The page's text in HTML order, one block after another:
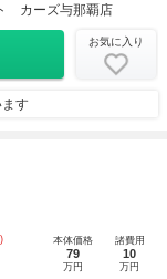
カーズ与那覇店
お気に入り
す
本体価格
79
万円
諸費用
10
万円